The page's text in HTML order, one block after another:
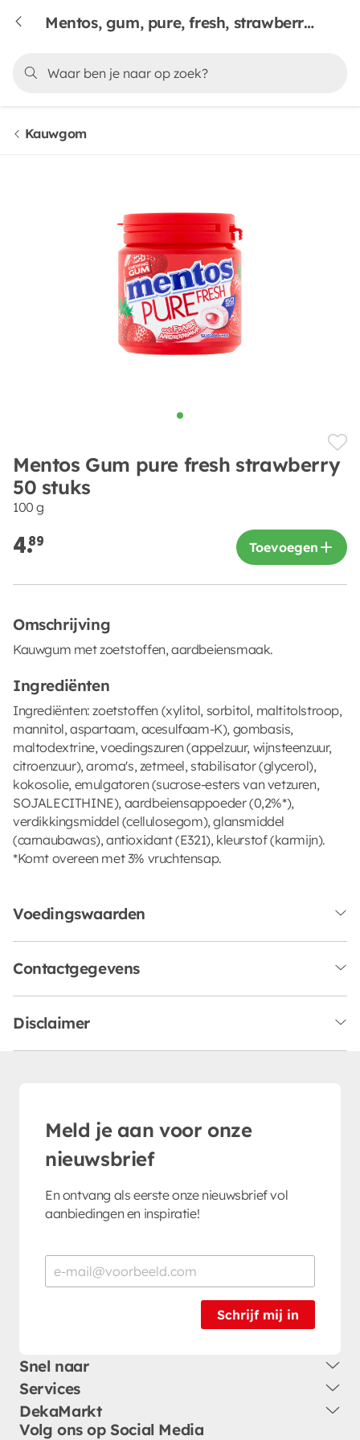
Mentos, gum, pure, fresh, strawberry, 50 & stuks
Kauwgom
Mentos Gum pure fresh strawberry
50 stuks
100 g
4.89 Toevoegen
Omschrijving
Kauwgum met zoetstoffen, aardbeiensmaak.
Ingrediënten
Ingrediënten: zoetstoffen (xylitol, sorbitol, maltitolstroop,
mannitol, aspartaam, acesulfaam-K), gombasis,
maltodextrine, voedingszuren (appelzuur, wijnsteenzuur,
citroenzuur), aroma's, zetmeel, stabilisator (glycerol),
kokosolie, emulgatoren (sucrose-esters van vetzuren,
SOJALECITHINE), aardbeiensappoeder (0,2%*),
verdikkingsmiddel (cellulosegom), glansmiddel
(carnaubawas), antioxidant (E321), kleurstof (karmijn).
*Komt overeen met 3% vruchtensap.
Voedingswaarden
Contactgegevens
Disclaimer
Meld je aan voor onze
nieuwsbrief
En ontvang als eerste onze nieuwsbrief vol
aanbiedingen en inspiratie!
Schrijf mij in
Snel naar
Services
DekaMarkt
Volg ons op Social Media